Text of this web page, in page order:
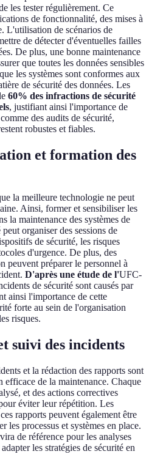
les tester régulièrement. Ce
de fonctionnalité, des mises à
L'utilisation de scénarios de
de détecter d'éventuelles failles
De plus, une bonne maintenance
que toutes les données sensibles
les systèmes sont conformes aux
de sécurité des données. Les
60% des infractions de sécurité
, justifiant ainsi l'importance de
des audits de sécurité,
robustes et fiables.
et formation des
la meilleure technologie ne peut
Ainsi, former et sensibiliser les
la maintenance des systèmes de
organiser des sessions de
de sécurité, les risques
d'urgence. De plus, des
peuvent préparer le personnel à
D'après une étude de l'UFC-
de sécurité sont causés par
ainsi l'importance de cette
forte au sein de l'organisation
risques.
suivi des incidents
et la rédaction des rapports sont
efficace de la maintenance. Chaque
et des actions correctives
éviter leur répétition. Les
rapports peuvent également être
les processus et systèmes en place.
de référence pour les analyses
les stratégies de sécurité en